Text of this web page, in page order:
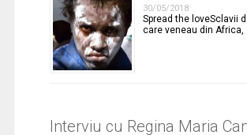
30/05/2018
Spread the loveSclavii
care veneau din Africa, …
Interviu cu Regina Maria